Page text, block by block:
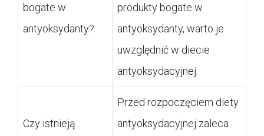
bogate w
antyoksydanty?
produkty bogate w
antyoksydanty, warto je
uwzględnić w diecie
antyoksydacyjnej.
Czy istnieją
Przed rozpoczęciem diety
antyoksydacyjnej zaleca